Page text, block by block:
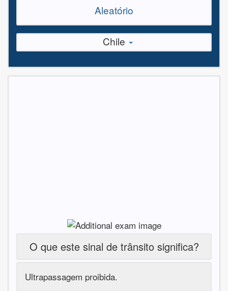
Aleatório
Chile
O que este sinal de trânsito significa?
Ultrapassagem proibida.